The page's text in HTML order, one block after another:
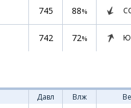
745 88%
742 72%
Давл Влж